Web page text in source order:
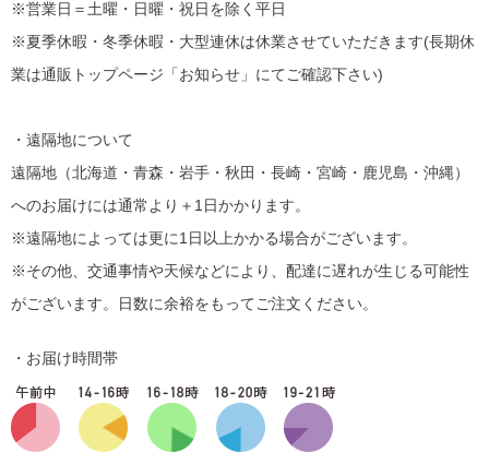
※営業日＝土曜・日曜・祝日を除く平日
※夏季休暇・冬季休暇・大型連休は休業させていただきます(長期休
業は通販トップページ「お知らせ」にてご確認下さい)
・遠隔地について
遠隔地（北海道・青森・岩手・秋田・長崎・宮崎・鹿児島・沖縄）
へのお届けには通常より＋1日かかります。
※遠隔地によっては更に1日以上かかる場合がございます。
※その他、交通事情や天候などにより、配達に遅れが生じる可能性
がございます。日数に余裕をもってご注文ください。
・お届け時間帯